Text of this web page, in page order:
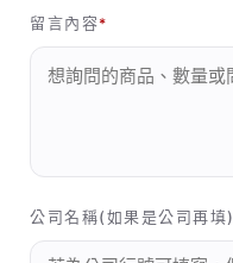
留言內容
公司名稱(如果是公司再填)